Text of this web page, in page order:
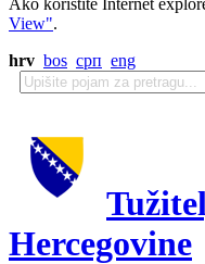
Ako koristite Internet
View".
hrv bos срп eng
Hercegovine